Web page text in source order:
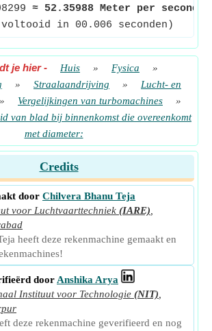
≈ 52.35988 Meter per seconde
voltooid in 00.006 seconden)
je hier- Huis » Fysica
»
» Straalaandrijving »
Lucht- en
» Vergelijkingen van turbomachines
»
van blad bij binnenkomst die overeenkomt
met diameter:
Credits
door Chilvera Bhanu Teja
voor Luchtvaarttechniek (IARE)
heeft deze rekenmachine gemaakt en
door Anshika Arya
Instituut voor Technologie (NIT)
deze rekenmachine geverifieerd en nog